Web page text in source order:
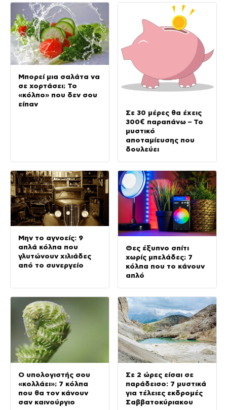
Μπορεί μια σαλάτα να
σε χορτάσει; Το
«κόλπο» που δεν σου
είπαν
Σε 30 μέρες θα έχεις
300€ παραπάνω – Το
μυστικό
αποταμίευσης που
δουλεύει
Μην το αγνοείς: 9
απλά κόλπα που
γλυτώνουν χιλιάδες
από το συνεργείο
Θες έξυπνο σπίτι
χωρίς μπελάδες; 7
κόλπα που το κάνουν
απλό
Ο υπολογιστής σου
«κολλάει»; 7 κόλπα
που θα τον κάνουν
σαν καινούργιο
Σε 2 ώρες είσαι σε
παράδεισο: 7 μυστικά
για τέλειες εκδρομές
Σαββατοκύριακου